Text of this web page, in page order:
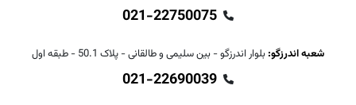
021-22750075
شعبه اندرزگو: بلوار اندرزگو - بین سلیمی و طالقانی - پلاک 50.1 - طبقه اول
021-22690039